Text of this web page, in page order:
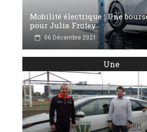
Mobilité électrique : Une
pour Julia Frotey
06 Décembre 2021
Une